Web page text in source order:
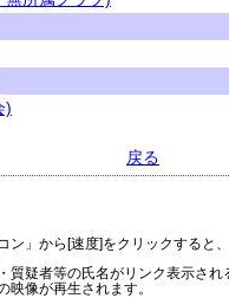
)
戻る
ン」から[速度]をクリックすると
質疑者等の氏名がリンク表示さ
映像が再生されます。